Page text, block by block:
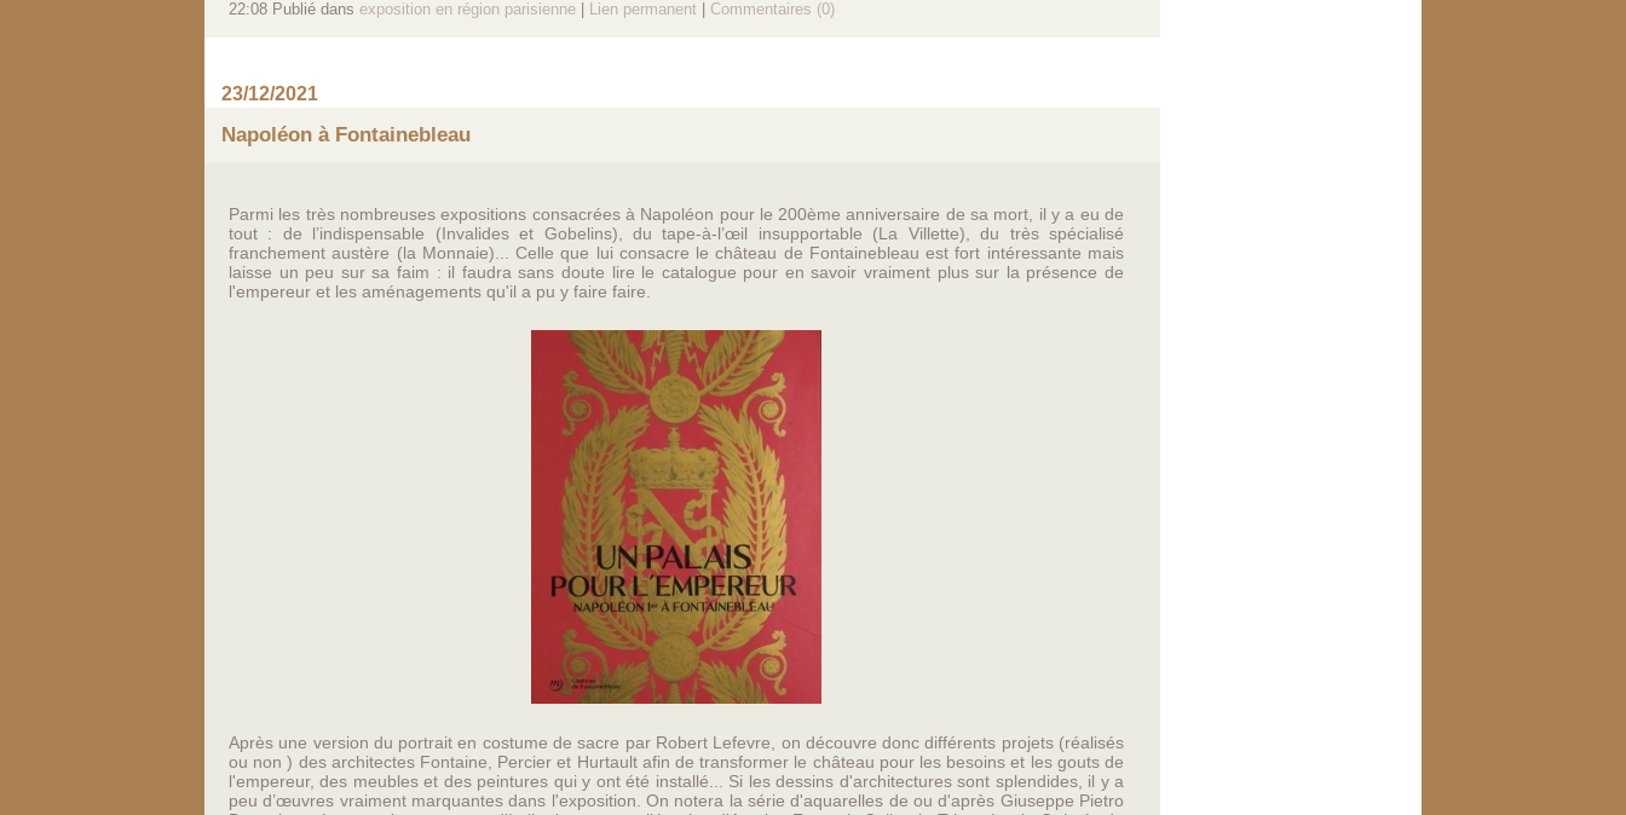
22:08 Publié dans exposition en région parisienne Lien permanent Commentaires (0)
23/12/2021
Napoléon à Fontainebleau
Parmi les très nombreuses expositions consacrées à Napoléon pour le 200ème anniversaire de sa mort, il y a eu de
tout : de l’indispensable (Invalides et Gobelins), du tape-à-l’œil insupportable (La Villette), du très spécialisé
franchement austère (la Monnaie)... Celle que lui consacre le château de Fontainebleau est fort intéressante mais
laisse un peu sur sa faim : il faudra sans doute lire le catalogue pour en savoir vraiment plus sur la présence de
l'empereur et les aménagements qu'il a pu y faire faire.
Après une version du portrait en costume de sacre par Robert Lefevre, on découvre donc différents projets (réalisés
ou non ) des architectes Fontaine, Percier et Hurtault afin de transformer le château pour les besoins et les gouts de
l'empereur, des meubles et des peintures qui y ont été installé... Si les dessins d'architectures sont splendides, il y a
peu d’œuvres vraiment marquantes dans l'exposition. On notera la série d'aquarelles de ou d'après Giuseppe Pietro